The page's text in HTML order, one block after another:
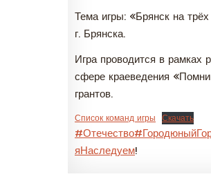
Тема игры: «Брянск на
г. Брянска.
Игра проводится в рамках
сфере краеведения
грантов.
Список команд игры Скачать
#Отечество
яНаследуем!